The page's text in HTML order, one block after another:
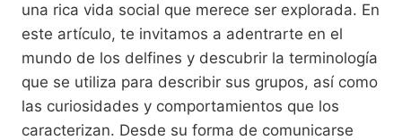
una rica vida social que merece ser explorada. En
este artículo, te invitamos a adentrarte en el
mundo de los delfines y descubrir la terminología
que se utiliza para describir sus grupos, así como
las curiosidades y comportamientos que los
caracterizan. Desde su forma de comunicarse